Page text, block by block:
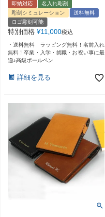
即納対応
名入れ彫刻
彫刻シミュレーション
送料無料
ロゴ彫刻可能
特別価格 ¥11,000税込
・送料無料 ラッピング無料！名前入れ
無料！卒業・入学・就職・お祝い事に最
適♪高級ボールペン
詳細を見る